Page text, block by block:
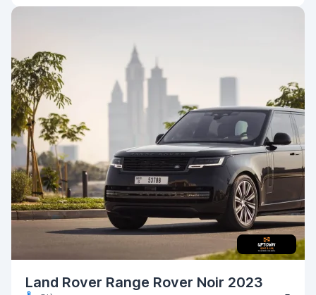
Land Rover Range Rover Noir 2023